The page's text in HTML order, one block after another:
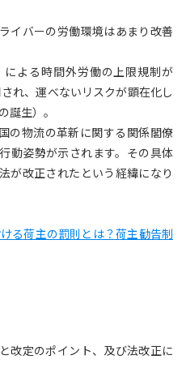
イバーの労働環境はあまり改善
よる時間外労働の上限規制が
れ、運べないリスクが顕在化し
誕生）。
の物流の革新に関する関係閣僚
動姿勢が示されます。その具体
が改正されたという経緯になり
る荷主の罰則とは？荷主勧告制
改定のポイント、及び法改正に